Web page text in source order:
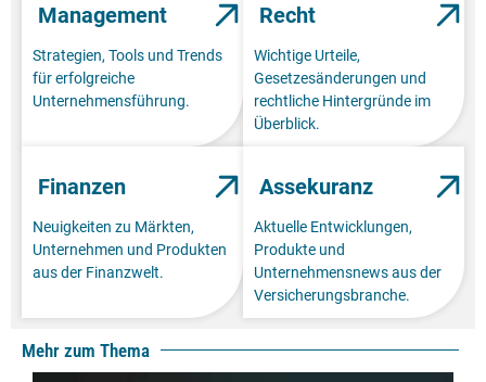
Management
Strategien, Tools und Trends
für erfolgreiche
Unternehmensführung.
Recht
Wichtige Urteile,
Gesetzesänderungen und
rechtliche Hintergründe im
Überblick.
Finanzen
Neuigkeiten zu Märkten,
Unternehmen und Produkten
aus der Finanzwelt.
Assekuranz
Aktuelle Entwicklungen,
Produkte und
Unternehmensnews aus der
Versicherungsbranche.
Mehr zum Thema